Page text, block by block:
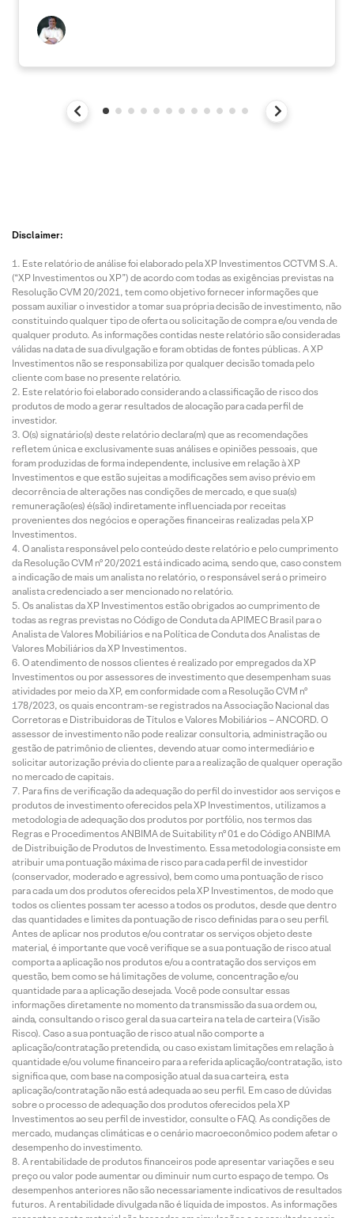
Disclaimer:
Este relatório de análise foi elaborado pela XP Investimentos CCTVM S.A.
(“XP Investimentos ou XP”) de acordo com todas as exigências previstas na
Resolução CVM 20/2021, tem como objetivo fornecer informações que
possam auxiliar o investidor a tomar sua própria decisão de investimento, não
constituindo qualquer tipo de oferta ou solicitação de compra e/ou venda de
qualquer produto. As informações contidas neste relatório são consideradas
válidas na data de sua divulgação e foram obtidas de fontes públicas. A XP
Investimentos não se responsabiliza por qualquer decisão tomada pelo
cliente com base no presente relatório.
Este relatório foi elaborado considerando a classificação de risco dos
produtos de modo a gerar resultados de alocação para cada perfil de
investidor.
O(s) signatário(s) deste relatório declara(m) que as recomendações
refletem única e exclusivamente suas análises e opiniões pessoais, que
foram produzidas de forma independente, inclusive em relação à XP
Investimentos e que estão sujeitas a modificações sem aviso prévio em
decorrência de alterações nas condições de mercado, e que sua(s)
remuneração(es) é(são) indiretamente influenciada por receitas
provenientes dos negócios e operações financeiras realizadas pela XP
Investimentos.
O analista responsável pelo conteúdo deste relatório e pelo cumprimento
da Resolução CVM nº 20/2021 está indicado acima, sendo que, caso constem
a indicação de mais um analista no relatório, o responsável será o primeiro
analista credenciado a ser mencionado no relatório.
Os analistas da XP Investimentos estão obrigados ao cumprimento de
todas as regras previstas no Código de Conduta da APIMEC Brasil para o
Analista de Valores Mobiliários e na Política de Conduta dos Analistas de
Valores Mobiliários da XP Investimentos.
O atendimento de nossos clientes é realizado por empregados da XP
Investimentos ou por assessores de investimento que desempenham suas
atividades por meio da XP, em conformidade com a Resolução CVM nº
178/2023, os quais encontram-se registrados na Associação Nacional das
Corretoras e Distribuidoras de Títulos e Valores Mobiliários – ANCORD. O
assessor de investimento não pode realizar consultoria, administração ou
gestão de patrimônio de clientes, devendo atuar como intermediário e
solicitar autorização prévia do cliente para a realização de qualquer operação
no mercado de capitais.
Para fins de verificação da adequação do perfil do investidor aos serviços e
produtos de investimento oferecidos pela XP Investimentos, utilizamos a
metodologia de adequação dos produtos por portfólio, nos termos das
Regras e Procedimentos ANBIMA de Suitability nº 01 e do Código ANBIMA
de Distribuição de Produtos de Investimento. Essa metodologia consiste em
atribuir uma pontuação máxima de risco para cada perfil de investidor
(conservador, moderado e agressivo), bem como uma pontuação de risco
para cada um dos produtos oferecidos pela XP Investimentos, de modo que
todos os clientes possam ter acesso a todos os produtos, desde que dentro
das quantidades e limites da pontuação de risco definidas para o seu perfil.
Antes de aplicar nos produtos e/ou contratar os serviços objeto deste
material, é importante que você verifique se a sua pontuação de risco atual
comporta a aplicação nos produtos e/ou a contratação dos serviços em
questão, bem como se há limitações de volume, concentração e/ou
quantidade para a aplicação desejada. Você pode consultar essas
informações diretamente no momento da transmissão da sua ordem ou,
ainda, consultando o risco geral da sua carteira na tela de carteira (Visão
Risco). Caso a sua pontuação de risco atual não comporte a
aplicação/contratação pretendida, ou caso existam limitações em relação à
quantidade e/ou volume financeiro para a referida aplicação/contratação, isto
significa que, com base na composição atual da sua carteira, esta
aplicação/contratação não está adequada ao seu perfil. Em caso de dúvidas
sobre o processo de adequação dos produtos oferecidos pela XP
Investimentos ao seu perfil de investidor, consulte o FAQ. As condições de
mercado, mudanças climáticas e o cenário macroeconômico podem afetar o
desempenho do investimento.
A rentabilidade de produtos financeiros pode apresentar variações e seu
preço ou valor pode aumentar ou diminuir num curto espaço de tempo. Os
desempenhos anteriores não são necessariamente indicativos de resultados
futuros. A rentabilidade divulgada não é líquida de impostos. As informações